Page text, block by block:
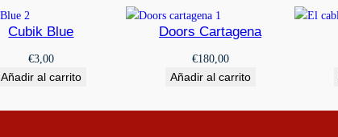
Cubik Blue
€3,00
Añadir al carrito
Doors Cartagena
€180,00
Añadir al carrito